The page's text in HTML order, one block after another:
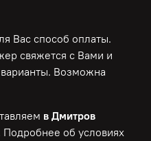
Вас способ оплаты.
свяжется с Вами и
Возможна
в Дмитров
об условиях